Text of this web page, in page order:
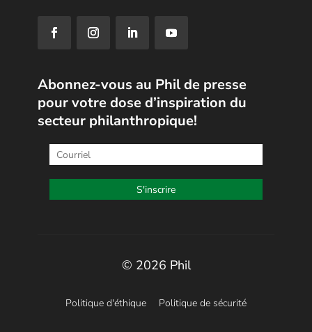
Abonnez-vous au Phil de presse
pour votre dose d’inspiration du
secteur philanthropique!
© 2026 Phil
Politique d'éthique Politique de sécurité